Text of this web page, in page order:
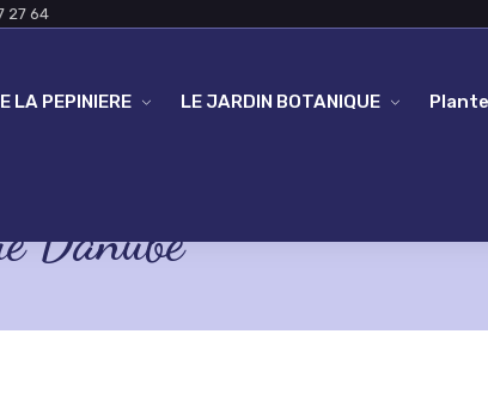
27 64
LA PEPINIERE LE JARDIN BOTANIQUE
Danube'